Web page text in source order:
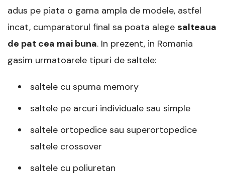
adus pe piata o gama ampla de modele, astfel
incat, cumparatorul final sa poata alege salteaua
de pat cea mai buna. In prezent, in Romania
gasim urmatoarele tipuri de saltele:
saltele cu spuma memory
saltele pe arcuri individuale sau simple
saltele ortopedice sau superortopedice
saltele crossover
saltele cu poliuretan